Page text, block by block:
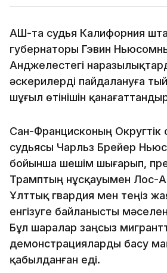
АҚШ-та судья Калифорния
губернаторы Гэвин
Анджелестегі
әскерилерді пайдалануға
шұғыл өтінішін
Сан-Францисконың Округтік
судьясы Чарльз Брейер
бойынша шешім шығарып,
Трамптың нұсқауымен Лос-
Ұлттық гвардия мен теңіз
енгізуге байланысты
Бұл шаралар заңсыз
демонстрацияларды басу
қабылданған еді.